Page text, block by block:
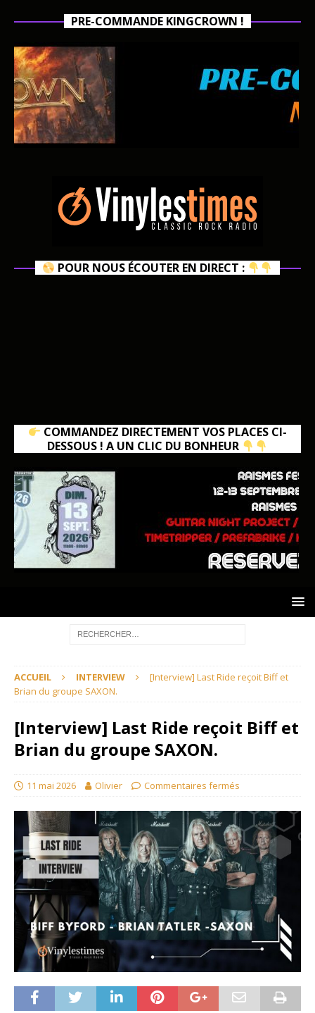
PRE-COMMANDE KINGCROWN !
POUR NOUS ÉCOUTER EN DIRECT :
COMMANDEZ DIRECTEMENT VOS PLACES CI-
DESSOUS ! A UN CLIC DU BONHEUR
ACCUEIL INTERVIEW
[Interview] Last Ride reçoit Biff et
Brian du groupe SAXON.
[Interview] Last Ride reçoit Biff et
Brian du groupe SAXON.
11 mai 2026 Olivier Commentaires fermés